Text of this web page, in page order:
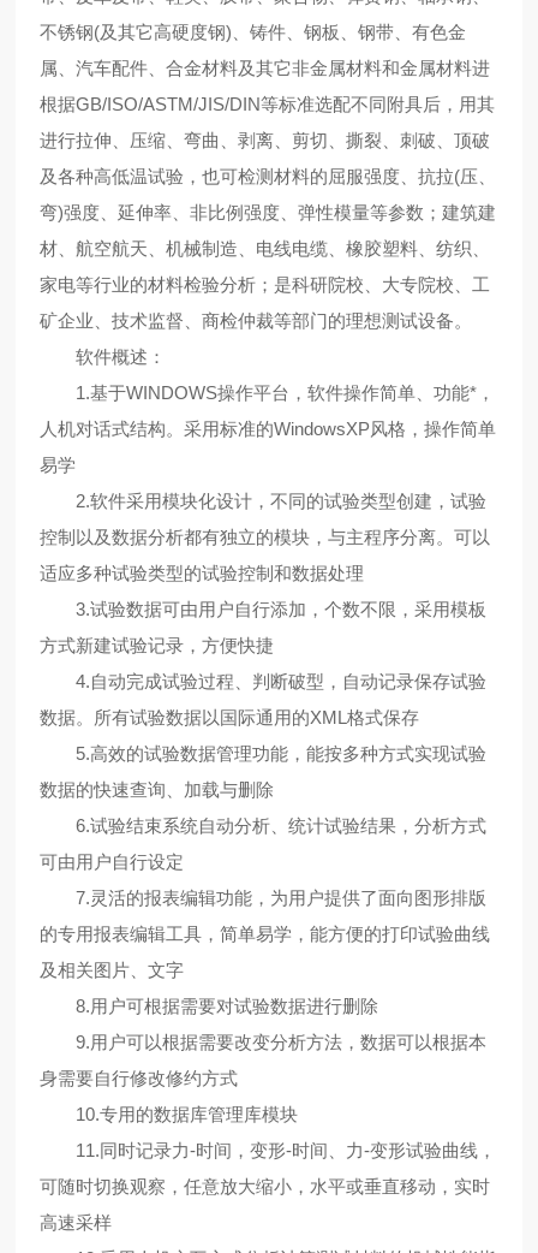
不锈钢(及其它高硬度钢)、铸件、钢板、钢带、有色金
属、汽车配件、合金材料及其它非金属材料和金属材料进
根据GB/ISO/ASTM/JIS/DIN等标准选配不同附具后，用其
进行拉伸、压缩、弯曲、剥离、剪切、撕裂、刺破、顶破
及各种高低温试验，也可检测材料的屈服强度、抗拉(压、
弯)强度、延伸率、非比例强度、弹性模量等参数；建筑建
材、航空航天、机械制造、电线电缆、橡胶塑料、纺织、
家电等行业的材料检验分析；是科研院校、大专院校、工
矿企业、技术监督、商检仲裁等部门的理想测试设备。
软件概述：
1.基于WINDOWS操作平台，软件操作简单、功能*，
人机对话式结构。采用标准的WindowsXP风格，操作简单
易学
2.软件采用模块化设计，不同的试验类型创建，试验
控制以及数据分析都有独立的模块，与主程序分离。可以
适应多种试验类型的试验控制和数据处理
3.试验数据可由用户自行添加，个数不限，采用模板
方式新建试验记录，方便快捷
4.自动完成试验过程、判断破型，自动记录保存试验
数据。所有试验数据以国际通用的XML格式保存
5.高效的试验数据管理功能，能按多种方式实现试验
数据的快速查询、加载与删除
6.试验结束系统自动分析、统计试验结果，分析方式
可由用户自行设定
7.灵活的报表编辑功能，为用户提供了面向图形排版
的专用报表编辑工具，简单易学，能方便的打印试验曲线
及相关图片、文字
8.用户可根据需要对试验数据进行删除
9.用户可以根据需要改变分析方法，数据可以根据本
身需要自行修改修约方式
10.专用的数据库管理库模块
11.同时记录力-时间，变形-时间、力-变形试验曲线，
可随时切换观察，任意放大缩小，水平或垂直移动，实时
高速采样